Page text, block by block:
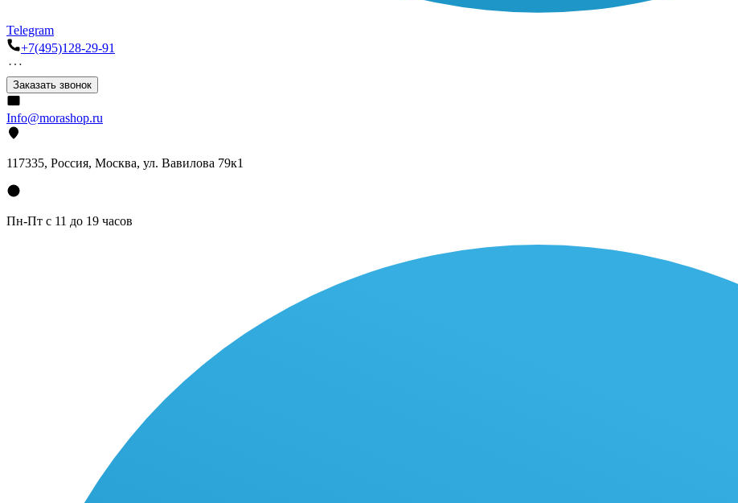
Telegram
+7(495)128-29-91
Заказать звонок
Info@morashop.ru
117335, Россия, Москва, ул. Вавилова 79к1
Пн-Пт с 11 до 19 часов